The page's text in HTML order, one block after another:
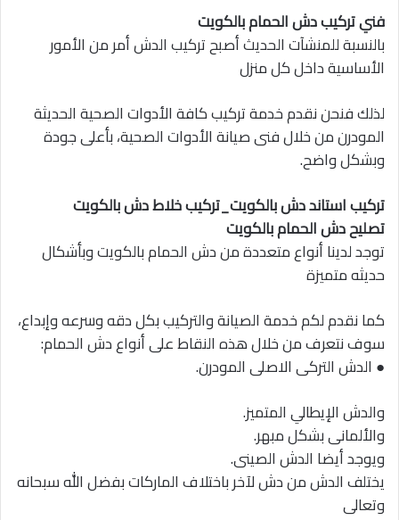
فني تركيب دش الحمام بالكويت
بالنسبة للمنشآت الحديث أصبح تركيب الدش أمر من الأمور
الأساسية داخل كل منزل
لذلك فنحن نقدم خدمة تركيب كافة الأدوات الصحية الحديثة
المودرن من خلال فنى صيانة الأدوات الصحية، بأعلى جودة
وبشكل واضح.
تركيب استاند دش بالكويت_تركيب خلاط دش بالكويت
تصليح دش الحمام بالكويت
توجد لدينا أنواع متعددة من دش الحمام بالكويت وبأشكال
حديثه متميزة
كما نقدم لكم خدمة الصيانة والتركيب بكل دقه وسرعه وإبداع،
سوف نتعرف من خلال هذه النقاط على أنواع دش الحمام:
● الدش التركى الاصلى المودرن.
والدش الإيطالي المتميز.
والألمانى بشكل مبهر.
ويوجد أيضا الدش الصينى.
يختلف الدش من دش لآخر باختلاف الماركات بفضل الله سبحانه
وتعالى